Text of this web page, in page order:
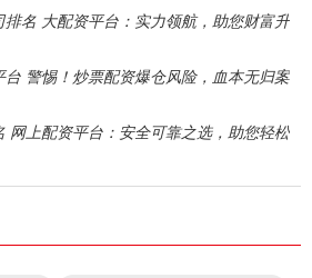
排名 大配资平台：实力领航，助您财富升
台 警惕！炒票配资爆仓风险，血本无归案
网上配资平台：安全可靠之选，助您轻松